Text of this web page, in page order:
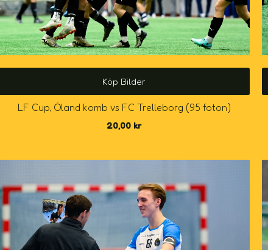
Köp Bilder
LF Cup, Öland komb vs FC Trelleborg (95 foton)
20,00 kr